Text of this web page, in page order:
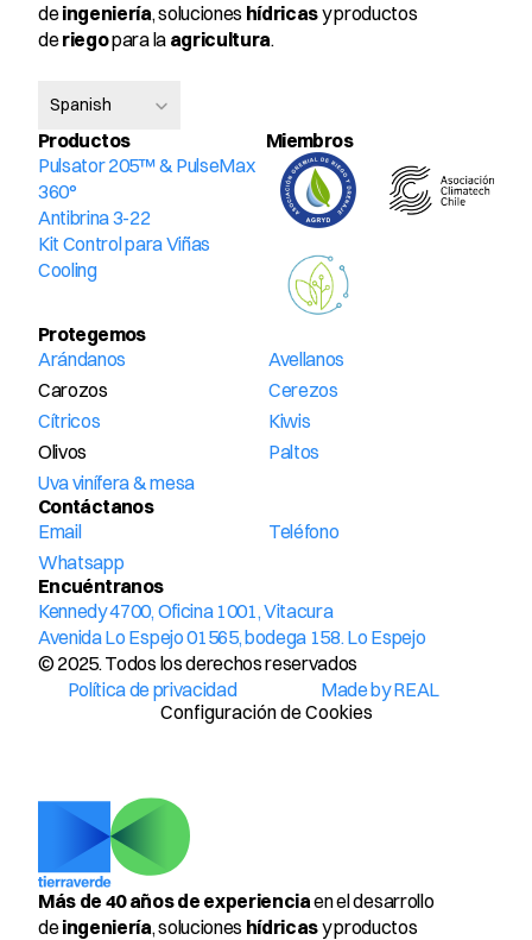
de ingeniería, soluciones hídricas y productos
de riego para la agricultura.
Spanish
Productos
Pulsator 205™ & PulseMax
360°
Antibrina 3-22
Kit Control para Viñas
Cooling
Miembros
Protegemos
Arándanos
Avellanos
Carozos
Cerezos
Cítricos
Kiwis
Olivos
Paltos
Uva vinífera & mesa
Contáctanos
Email
Teléfono
Whatsapp
Encuéntranos
Kennedy 4700, Oficina 1001, Vitacura
Avenida Lo Espejo 01565, bodega 158. Lo Espejo
© 2025. Todos los derechos reservados
Política de privacidad
Made by REAL
Configuración de Cookies
Más de 40 años de experiencia en el desarrollo
de ingeniería, soluciones hídricas y productos